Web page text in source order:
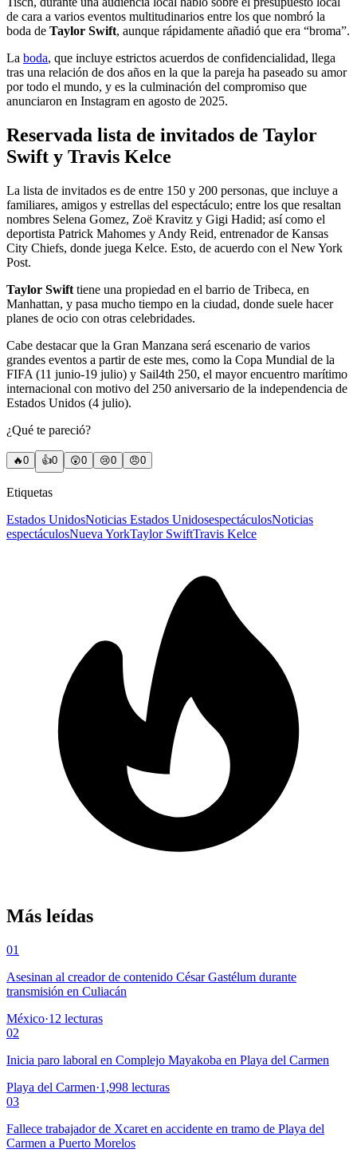
de cara a varios eventos multitudinarios entre los que nombró la
boda de Taylor Swift, aunque rápidamente añadió que era “broma”.
La boda, que incluye estrictos acuerdos de confidencialidad, llega
tras una relación de dos años en la que la pareja ha paseado su amor
por todo el mundo, y es la culminación del compromiso que
anunciaron en Instagram en agosto de 2025.
Reservada lista de invitados de Taylor
Swift y Travis Kelce
La lista de invitados es de entre 150 y 200 personas, que incluye a
familiares, amigos y estrellas del espectáculo; entre los que resaltan
nombres Selena Gomez, Zoë Kravitz y Gigi Hadid; así como el
deportista Patrick Mahomes y Andy Reid, entrenador de Kansas
City Chiefs, donde juega Kelce. Esto, de acuerdo con el New York
Post.
Taylor Swift tiene una propiedad en el barrio de Tribeca, en
Manhattan, y pasa mucho tiempo en la ciudad, donde suele hacer
planes de ocio con otras celebridades.
Cabe destacar que la Gran Manzana será escenario de varios
grandes eventos a partir de este mes, como la Copa Mundial de la
FIFA (11 junio-19 julio) y Sail4th 250, el mayor encuentro marítimo
internacional con motivo del 250 aniversario de la independencia de
Estados Unidos (4 julio).
¿Qué te pareció?
🔥0 👍0 😲0 😢0 😠0
Etiquetas
Estados UnidosNoticias Estados UnidosespectáculosNoticias
espectáculosNueva YorkTaylor SwiftTravis Kelce
Más leídas
01
Asesinan al creador de contenido César Gastélum durante
transmisión en Culiacán
México·12 lecturas
02
Inicia paro laboral en Complejo Mayakoba en Playa del Carmen
Playa del Carmen·1,998 lecturas
03
Fallece trabajador de Xcaret en accidente en tramo de Playa del
Carmen a Puerto Morelos